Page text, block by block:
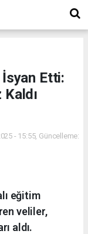
İsyan Etti:
- 15:55, Güncelleme:
eğitim
veliler,
aldı.